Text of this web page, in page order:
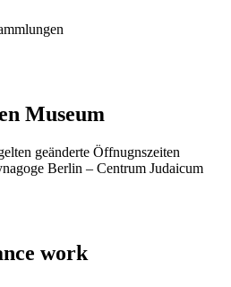
Museum
geänderte Öffnugnszeiten
Berlin – Centrum Judaicum
work